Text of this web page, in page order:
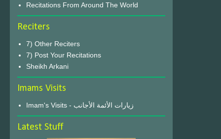
Recitations From Around The World
Reciters
7) Other Reciters
7) Post Your Recitations
Sheikh Arkani
Imams Visits
Imam's Visits - زيارات الأئمة الأجانب
Latest Stuff